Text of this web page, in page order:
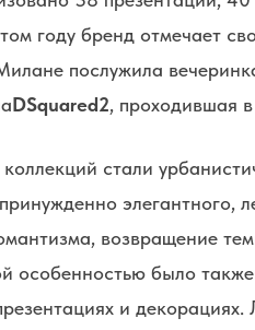
году бренд отмечает
послужила
DSquared2, проходившая
стали
элегантного,
возвращение
особенностью было
и